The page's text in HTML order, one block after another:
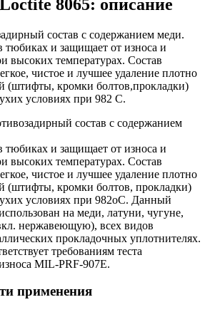
8065: описание
состав с содержанием меди.
тюбиках и защищает от износа и
высоких температурах. Состав
чистое и лучшее удаление плотно
(штифты, кромки болтов,прокладки)
условиях при 982 С.
состав с содержанием
тюбиках и защищает от износа и
высоких температурах. Состав
чистое и лучшее удаление плотно
(штифты, кромки болтов, прокладки)
условиях при 982оС. Данный
на меди, латуни, чугуне,
нержавеющую), всех видов
прокладочных уплотнителях.
требованиям теста
MIL-PRF-907E.
применения